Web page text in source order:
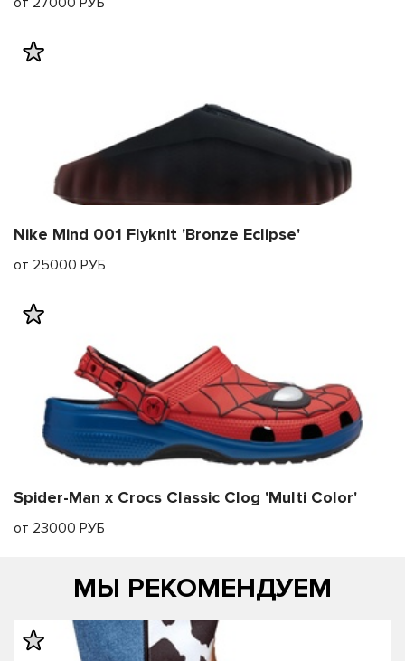
Nike Mind 001 Flyknit 'Bronze Eclipse'
от 25000 РУБ
Spider-Man x Crocs Classic Clog 'Multi Color'
от 23000 РУБ
МЫ РЕКОМЕНДУЕМ